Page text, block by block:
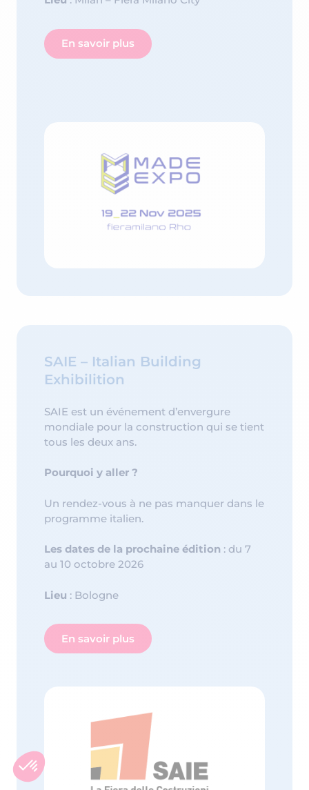
En savoir plus
SAIE – Italian Building
Exhibilition
SAIE est un événement d’envergure
mondiale pour la construction qui se tient
tous les deux ans.
Pourquoi y aller ?
Un rendez-vous à ne pas manquer dans le
programme italien.
Les dates de la prochaine édition : du 7
au 10 octobre 2026
Lieu : Bologne
En savoir plus